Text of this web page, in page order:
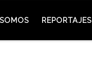
REPORTAJES